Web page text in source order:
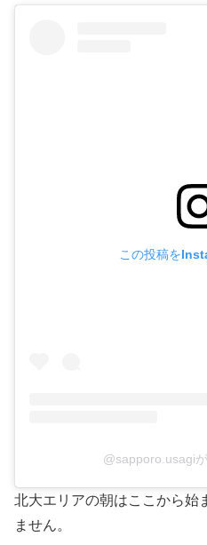
この投稿を
@sapporo.usagi
北大エリアの朝はここから始
ません。